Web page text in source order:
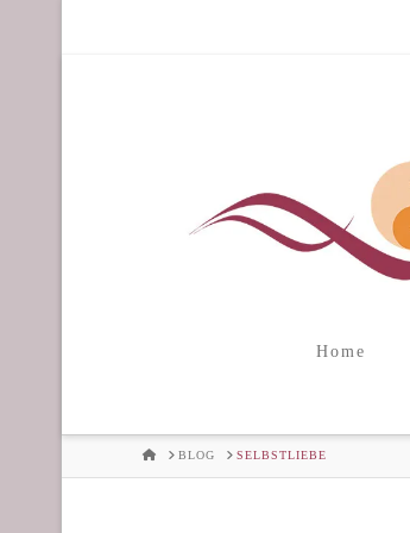
Home
HOMEBLOG SELBSTLIEBE